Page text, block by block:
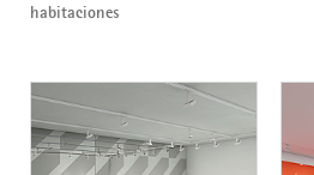
habitaciones